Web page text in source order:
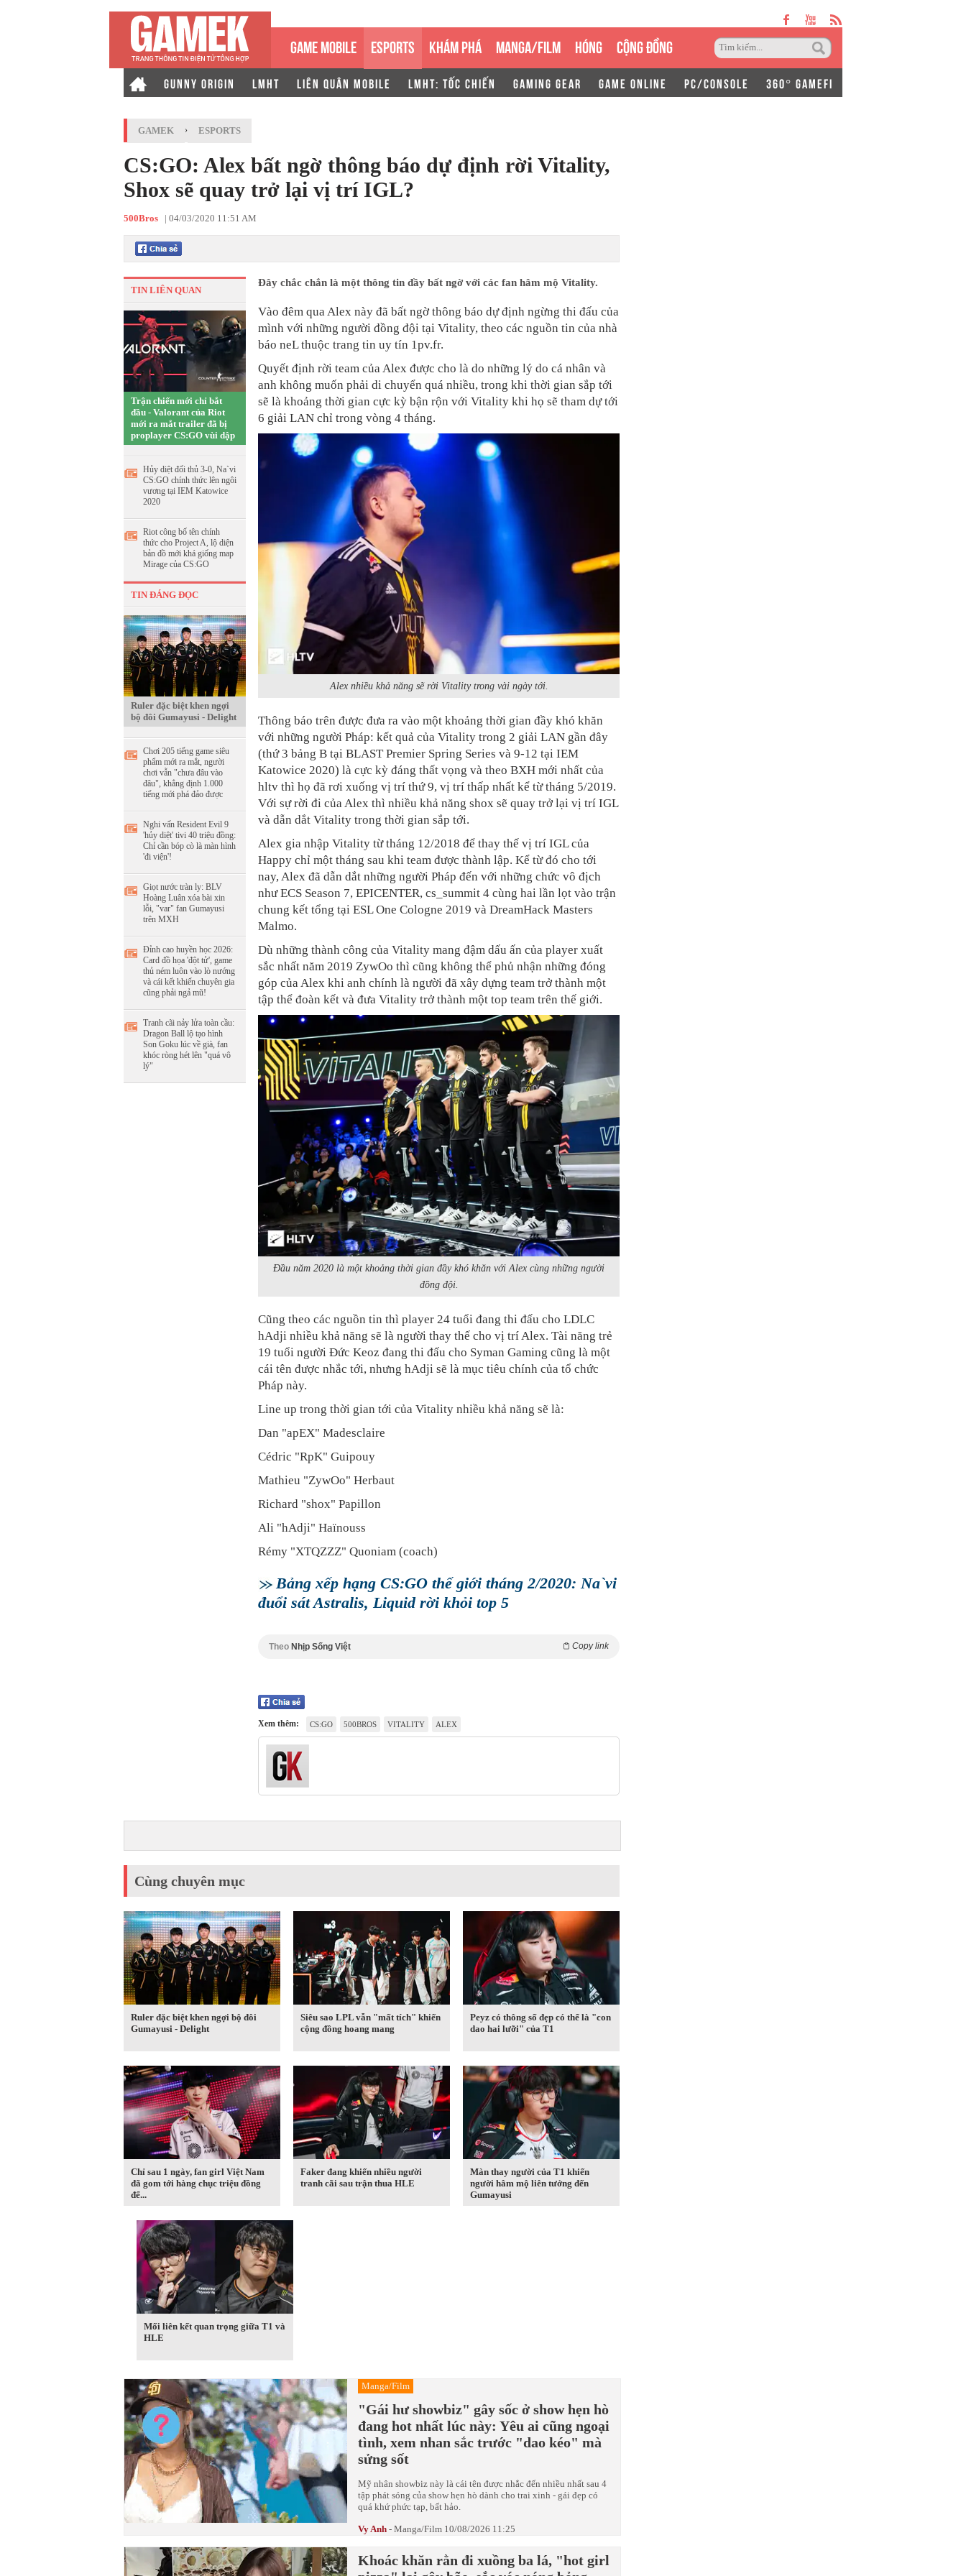
GAME MOBILE ESPORTS KHÁM PHÁ MANGA/FILM HÓNG CỘNG ĐỒNG
GUNNY ORIGIN LMHT LIÊN QUÂN MOBILE LMHT: TỐC CHIẾN GAMING GEAR GAME ONLINE PC/CONSOLE 360° GAMEFI
GAMEK › ESPORTS
CS:GO: Alex bất ngờ thông báo dự định rời Vitality,
Shox sẽ quay trở lại vị trí IGL?
500Bros | 04/03/2020 11:51 AM
TIN LIÊN QUAN
Trận chiến mới chỉ bắt
đầu - Valorant của Riot
mới ra mắt trailer đã bị
proplayer CS:GO vùi dập
Hủy diệt đối thủ 3-0, Na`vi
CS:GO chính thức lên ngôi
vương tại IEM Katowice
2020
Riot công bố tên chính
thức cho Project A, lộ diện
bản đồ mới khá giống map
Mirage của CS:GO
TIN ĐÁNG ĐỌC
Ruler đặc biệt khen ngợi
bộ đôi Gumayusi - Delight
Chơi 205 tiếng game siêu
phẩm mới ra mắt, người
chơi vẫn "chưa đâu vào
đâu", khẳng định 1.000
tiếng mới phá đảo được
Nghi vấn Resident Evil 9
'hủy diệt' tivi 40 triệu đồng:
Chỉ cần bóp cò là màn hình
'đi viện'!
Giọt nước tràn ly: BLV
Hoàng Luân xóa bài xin
lỗi, "var" fan Gumayusi
trên MXH
Đỉnh cao huyền học 2026:
Card đồ họa 'đột tử', game
thủ ném luôn vào lò nướng
và cái kết khiến chuyên gia
cũng phải ngả mũ!
Tranh cãi nảy lửa toàn cầu:
Dragon Ball lộ tạo hình
Son Goku lúc về già, fan
khóc ròng hét lên "quá vô
lý"
Đây chắc chắn là một thông tin đầy bất ngờ với các fan hâm mộ Vitality.
Vào đêm qua Alex này đã bất ngờ thông báo dự định ngừng thi đấu của
mình với những người đồng đội tại Vitality, theo các nguồn tin của nhà
báo neL thuộc trang tin uy tín 1pv.fr.
Quyết định rời team của Alex được cho là do những lý do cá nhân và
anh không muốn phải di chuyển quá nhiều, trong khi thời gian sắp tới
sẽ là khoảng thời gian cực kỳ bận rộn với Vitality khi họ sẽ tham dự tới
6 giải LAN chỉ trong vòng 4 tháng.
Alex nhiều khả năng sẽ rời Vitality trong vài ngày tới.
Thông báo trên được đưa ra vào một khoảng thời gian đầy khó khăn
với những người Pháp: kết quả của Vitality trong 2 giải LAN gần đây
(thứ 3 bảng B tại BLAST Premier Spring Series và 9-12 tại IEM
Katowice 2020) là cực kỳ đáng thất vọng và theo BXH mới nhất của
hltv thì họ đã rơi xuống vị trí thứ 9, vị trí thấp nhất kể từ tháng 5/2019.
Với sự rời đi của Alex thì nhiều khả năng shox sẽ quay trở lại vị trí IGL
và dẫn dắt Vitality trong thời gian sắp tới.
Alex gia nhập Vitality từ tháng 12/2018 để thay thế vị trí IGL của
Happy chỉ một tháng sau khi team được thành lập. Kể từ đó cho tới
nay, Alex đã dẫn dắt những người Pháp đến với những chức vô địch
như ECS Season 7, EPICENTER, cs_summit 4 cùng hai lần lọt vào trận
chung kết tổng tại ESL One Cologne 2019 và DreamHack Masters
Malmo.
Dù những thành công của Vitality mang đậm dấu ấn của player xuất
sắc nhất năm 2019 ZywOo thì cũng không thể phủ nhận những đóng
góp của Alex khi anh chính là người đã xây dựng team trở thành một
tập thể đoàn kết và đưa Vitality trở thành một top team trên thế giới.
Đầu năm 2020 là một khoảng thời gian đầy khó khăn với Alex cùng những người
đồng đội.
Cũng theo các nguồn tin thì player 24 tuổi đang thi đấu cho LDLC
hAdji nhiều khả năng sẽ là người thay thế cho vị trí Alex. Tài năng trẻ
19 tuổi người Đức Keoz đang thi đấu cho Syman Gaming cũng là một
cái tên được nhắc tới, nhưng hAdji sẽ là mục tiêu chính của tổ chức
Pháp này.
Line up trong thời gian tới của Vitality nhiều khả năng sẽ là:
Dan "apEX" Madesclaire
Cédric "RpK" Guipouy
Mathieu "ZywOo" Herbaut
Richard "shox" Papillon
Ali "hAdji" Haïnouss
Rémy "XTQZZZ" Quoniam (coach)
Bảng xếp hạng CS:GO thế giới tháng 2/2020: Na`vi
đuổi sát Astralis, Liquid rời khỏi top 5
Theo Nhịp Sống Việt Copy link
Xem thêm: CS:GO 500BROS VITALITY ALEX
Cùng chuyên mục
Ruler đặc biệt khen ngợi bộ đôi
Gumayusi - Delight
Siêu sao LPL vẫn "mất tích" khiến
cộng đồng hoang mang
Peyz có thông số đẹp có thể là "con
dao hai lưỡi" của T1
Chỉ sau 1 ngày, fan girl Việt Nam
đã gom tới hàng chục triệu đồng
để...
Faker đang khiến nhiều người
tranh cãi sau trận thua HLE
Màn thay người của T1 khiến
người hâm mộ liên tưởng đến
Gumayusi
Mối liên kết quan trọng giữa T1 và
HLE
Manga/Film
"Gái hư showbiz" gây sốc ở show hẹn hò
đang hot nhất lúc này: Yêu ai cũng ngoại
tình, xem nhan sắc trước "dao kéo" mà
sửng sốt
Mỹ nhân showbiz này là cái tên được nhắc đến nhiều nhất sau 4
tập phát sóng của show hẹn hò dành cho trai xinh - gái đẹp có
quá khứ phức tạp, bất hảo.
Vy Anh - Manga/Film 10/08/2026 11:25
Khoác khăn rằn đi xuồng ba lá, "hot girl